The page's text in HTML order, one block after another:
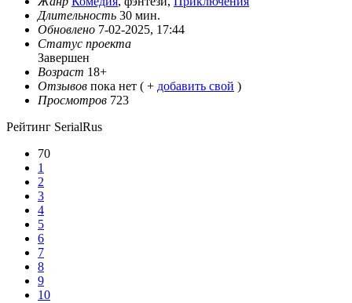
Длительность 30 мин.
Обновлено 7-02-2025, 17:44
Статус проекта
Завершен
Возраст 18+
Отзывов пока нет ( + добавить свой )
Просмотров 723
Рейтинг SerialRus
70
1
2
3
4
5
6
7
8
9
10